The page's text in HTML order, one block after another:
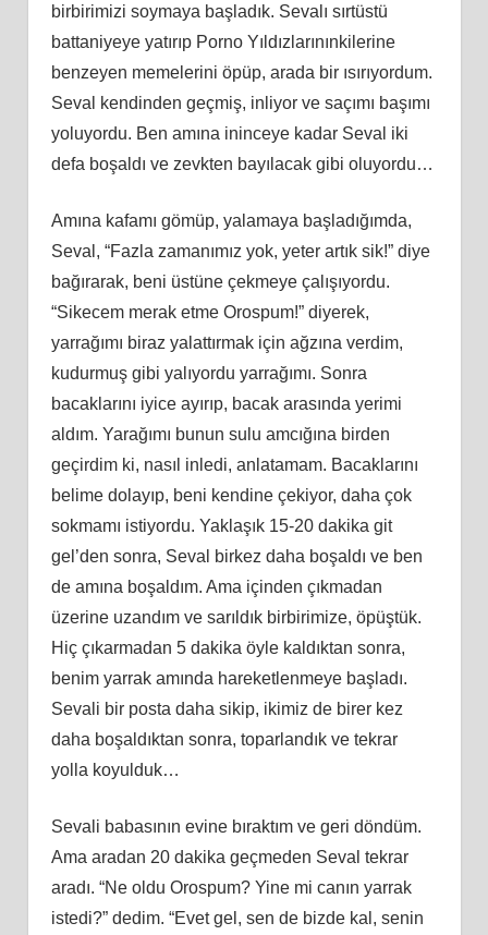
birbirimizi soymaya başladık. Sevalı sırtüstü
battaniyeye yatırıp Porno Yıldızlarınınkilerine
benzeyen memelerini öpüp, arada bir ısırıyordum.
Seval kendinden geçmiş, inliyor ve saçımı başımı
yoluyordu. Ben amına ininceye kadar Seval iki
defa boşaldı ve zevkten bayılacak gibi oluyordu…
Amına kafamı gömüp, yalamaya başladığımda,
Seval, “Fazla zamanımız yok, yeter artık sik!” diye
bağırarak, beni üstüne çekmeye çalışıyordu.
“Sikecem merak etme Orospum!” diyerek,
yarrağımı biraz yalattırmak için ağzına verdim,
kudurmuş gibi yalıyordu yarrağımı. Sonra
bacaklarını iyice ayırıp, bacak arasında yerimi
aldım. Yarağımı bunun sulu amcığına birden
geçirdim ki, nasıl inledi, anlatamam. Bacaklarını
belime dolayıp, beni kendine çekiyor, daha çok
sokmamı istiyordu. Yaklaşık 15-20 dakika git
gel’den sonra, Seval birkez daha boşaldı ve ben
de amına boşaldım. Ama içinden çıkmadan
üzerine uzandım ve sarıldık birbirimize, öpüştük.
Hiç çıkarmadan 5 dakika öyle kaldıktan sonra,
benim yarrak amında hareketlenmeye başladı.
Sevali bir posta daha sikip, ikimiz de birer kez
daha boşaldıktan sonra, toparlandık ve tekrar
yolla koyulduk…
Sevali babasının evine bıraktım ve geri döndüm.
Ama aradan 20 dakika geçmeden Seval tekrar
aradı. “Ne oldu Orospum? Yine mi canın yarrak
istedi?” dedim. “Evet gel, sen de bizde kal, senin